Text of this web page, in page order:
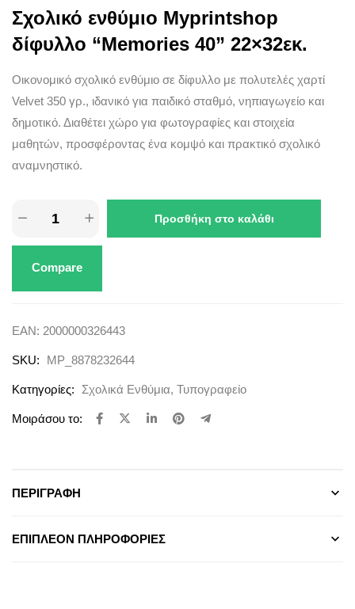
Σχολικό ενθύμιο Myprintshop
δίφυλλο “Memories 40” 22×32εκ.
Οικονομικό σχολικό ενθύμιο σε δίφυλλο με πολυτελές χαρτί
Velvet 350 γρ., ιδανικό για παιδικό σταθμό, νηπιαγωγείο και
δημοτικό. Διαθέτει χώρο για φωτογραφίες και στοιχεία
μαθητών, προσφέροντας ένα κομψό και πρακτικό σχολικό
αναμνηστικό.
Προσθήκη στο καλάθι
Compare
EAN: 2000000326443
SKU: MP_8878232644
Κατηγορίες: Σχολικά Ενθύμια, Τυπογραφείο
Μοιράσου το:
ΠΕΡΙΓΡΑΦΉ
ΕΠΙΠΛΈΟΝ ΠΛΗΡΟΦΟΡΊΕΣ